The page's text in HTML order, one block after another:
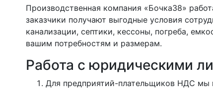
Производственная компания «Бочка38»
заказчики получают выгодные условия
канализации, септики, кессоны, погреба,
вашим потребностям и размерам.
Работа с юридическими
Для предприятий-плательщиков НДС мы